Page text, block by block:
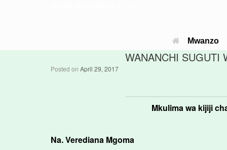
Mwanzo
WANANCHI SUGUTI
Posted on April 29, 2017
Mkulima wa kijiji
Na. Verediana Mgoma